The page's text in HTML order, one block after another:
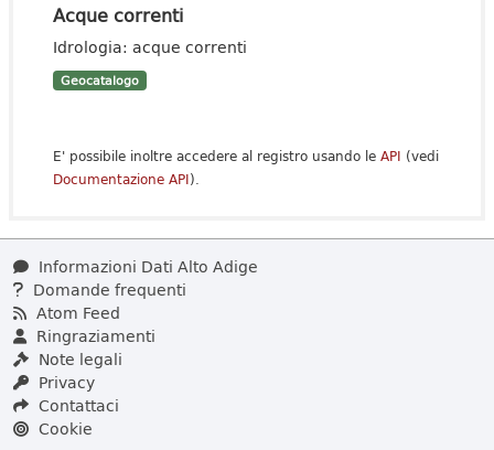
Acque correnti
Idrologia: acque correnti
Geocatalogo
E' possibile inoltre accedere al registro usando le API (vedi
Documentazione API).
Informazioni Dati Alto Adige
Domande frequenti
Atom Feed
Ringraziamenti
Note legali
Privacy
Contattaci
Cookie